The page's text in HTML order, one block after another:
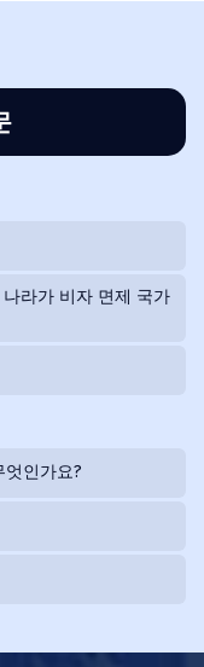
라가 비자 면제 국가
엇인가요?